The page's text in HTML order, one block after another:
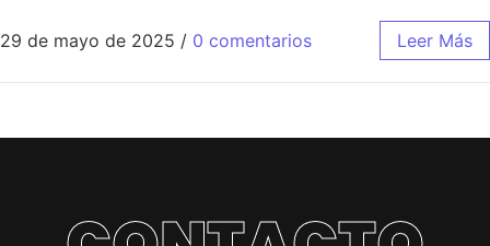
29 de mayo de 2025 / 0 comentarios Leer Más